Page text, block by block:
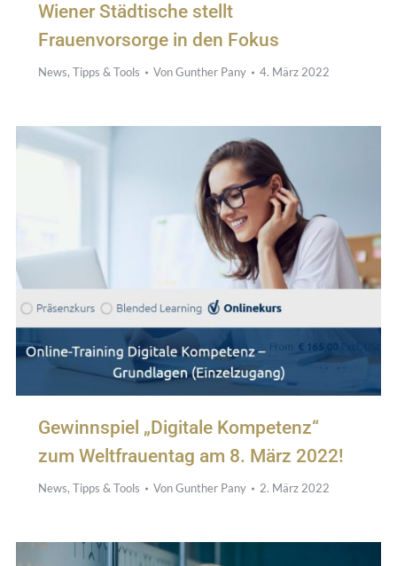
Wiener Städtische stellt
Frauenvorsorge in den Fokus
News, Tipps & Tools VonGunther Pany 4. März 2022
Gewinnspiel „Digitale Kompetenz“
zum Weltfrauentag am 8. März 2022!
News, Tipps & Tools VonGunther Pany 2. März 2022